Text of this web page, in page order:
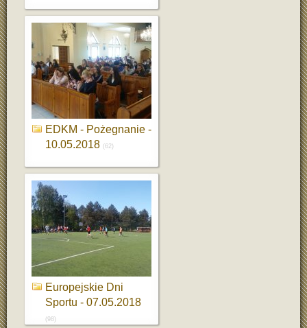
EDKM - Pożegnanie -
10.05.2018 (62)
Europejskie Dni
Sportu - 07.05.2018
(98)